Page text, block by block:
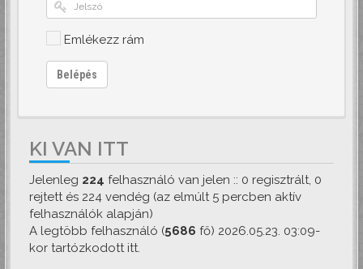
Emlékezz rám
Belépés
KI VAN ITT
Jelenleg 224 felhasználó van jelen :: 0 regisztrált, 0
rejtett és 224 vendég (az elmúlt 5 percben aktív
felhasználók alapján)
A legtöbb felhasználó (5686 fő) 2026.05.23. 03:09-
kor tartózkodott itt.